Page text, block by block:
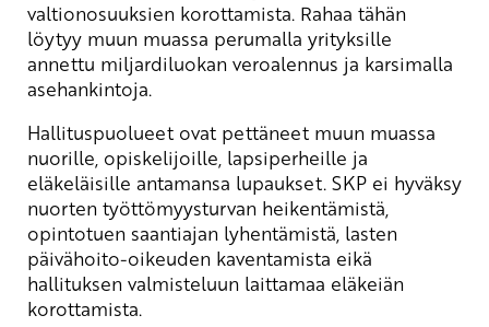
valtionosuuksien korottamista. Rahaa tähän
löytyy muun muassa perumalla yrityksille
annettu miljardiluokan veroalennus ja karsimalla
asehankintoja.
Hallituspuolueet ovat pettäneet muun muassa
nuorille, opiskelijoille, lapsiperheille ja
eläkeläisille antamansa lupaukset. SKP ei hyväksy
nuorten työttömyysturvan heikentämistä,
opintotuen saantiajan lyhentämistä, lasten
päivähoito-oikeuden kaventamista eikä
hallituksen valmisteluun laittamaa eläkeiän
korottamista.